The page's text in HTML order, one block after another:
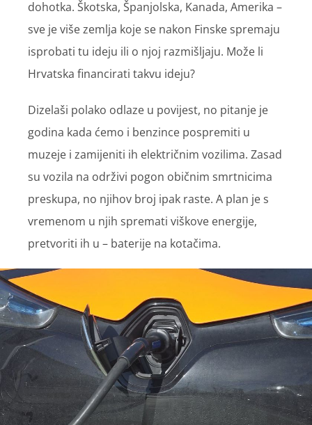
dohotka. Škotska, Španjolska, Kanada, Amerika –
sve je više zemlja koje se nakon Finske spremaju
isprobati tu ideju ili o njoj razmišljaju. Može li
Hrvatska financirati takvu ideju?
Dizelaši polako odlaze u povijest, no pitanje je
godina kada ćemo i benzince pospremiti u
muzeje i zamijeniti ih električnim vozilima. Zasad
su vozila na održivi pogon običnim smrtnicima
preskupa, no njihov broj ipak raste. A plan je s
vremenom u njih spremati viškove energije,
pretvoriti ih u – baterije na kotačima.